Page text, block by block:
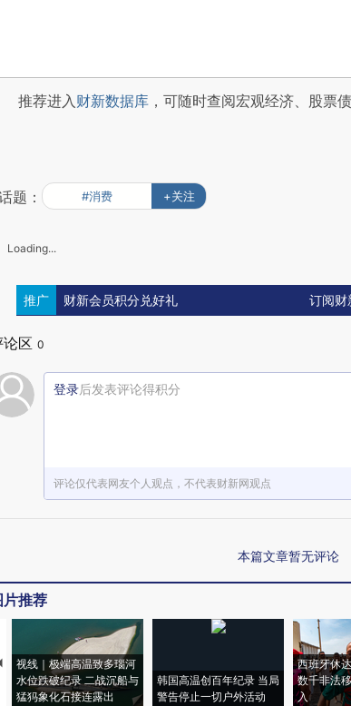
荐进入财新数据库 ，可随时查阅宏观经济、股票
题： #消费 +关注
Loading...
推广 财新会员积分兑好礼 订阅财
论区 0
登录后发表评论得积分
评论仅代表网友个人观点，不代表财新网观点
本篇文章暂无评论
片推荐
视线｜极端高温致多瑙河
水位跌破纪录 二战沉船与
猛犸象化石接连露出
韩国高温创百年纪录 当局
警告停止一切户外活动
西班牙休
数千非法
入